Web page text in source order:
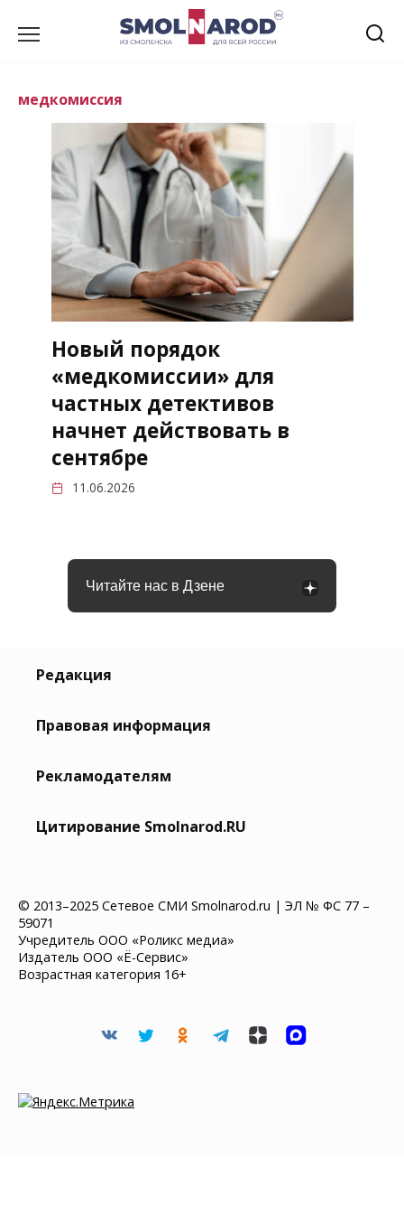
медкомиссия
Новый порядок
«медкомиссии» для
частных детективов
начнет действовать в
сентябре
11.06.2026
Читайте нас в Дзене
Редакция
Правовая информация
Рекламодателям
Цитирование Smolnarod.RU
© 2013–2025 Сетевое СМИ Smolnarod.ru | ЭЛ № ФС 77 –
59071
Учредитель ООО «Роликс медиа»
Издатель ООО «Ё-Сервис»
Возрастная категория 16+